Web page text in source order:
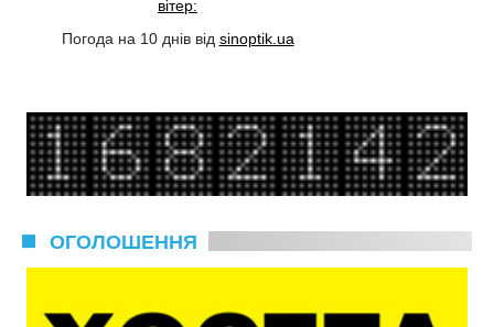
вітер:
Погода на 10 днів від sinoptik.ua
ОГОЛОШЕННЯ